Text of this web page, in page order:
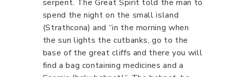
serpent. The Great Spirit told the man to
spend the night on the small island
(Strathcona) and “in the morning when
the sun lights the cutbanks, go to the
base of the great cliffs and there you will
find a bag containing medicines and a